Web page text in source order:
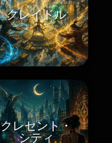
クレイドル
クレセント・
シティ